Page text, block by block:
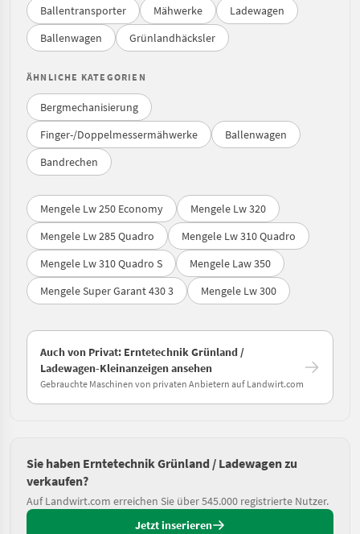
Ballentransporter
Mähwerke
Ladewagen
Ballenwagen
Grünlandhäcksler
ÄHNLICHE KATEGORIEN
Bergmechanisierung
Finger-/Doppelmessermähwerke
Ballenwagen
Bandrechen
Mengele Lw 250 Economy
Mengele Lw 320
Mengele Lw 285 Quadro
Mengele Lw 310 Quadro
Mengele Lw 310 Quadro S
Mengele Law 350
Mengele Super Garant 430 3
Mengele Lw 300
Auch von Privat: Erntetechnik Grünland /
Ladewagen-Kleinanzeigen ansehen
Gebrauchte Maschinen von privaten Anbietern auf Landwirt.com
Sie haben Erntetechnik Grünland / Ladewagen zu
verkaufen?
Auf Landwirt.com erreichen Sie über 545.000 registrierte Nutzer.
Jetzt inserieren